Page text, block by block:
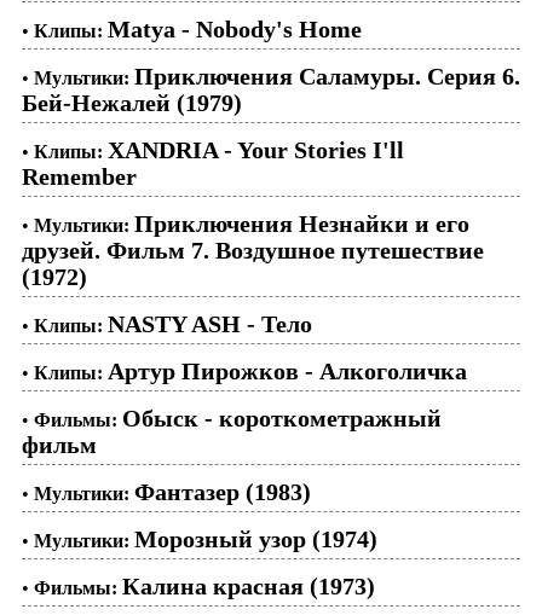
• Клипы: Matya - Nobody's Home
• Мультики: Приключения Саламуры. Серия 6.
Бей-Нежалей (1979)
• Клипы: XANDRIA - Your Stories I'll
Remember
• Мультики: Приключения Незнайки и его
друзей. Фильм 7. Воздушное путешествие
(1972)
• Клипы: NASTY ASH - Тело
• Клипы: Артур Пирожков - Алкоголичка
• Фильмы: Обыск - короткометражный
фильм
• Мультики: Фантазер (1983)
• Мультики: Морозный узор (1974)
• Фильмы: Калина красная (1973)